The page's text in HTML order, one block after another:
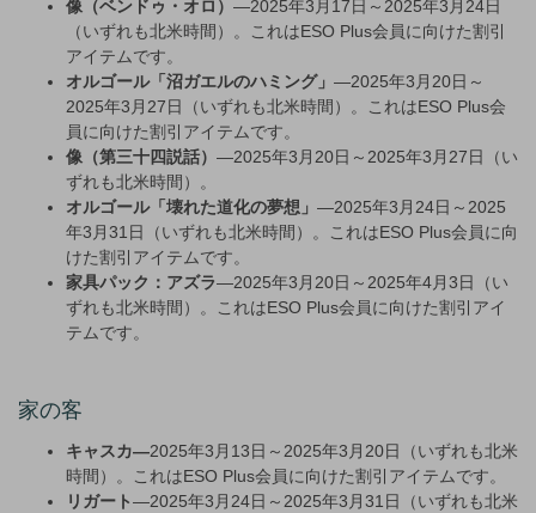
像（ベンドゥ・オロ） —2025年3月17日～2025年3月24日
（いずれも北米時間）。これはESO Plus会員に向けた割引
アイテムです。
オルゴール「沼ガエルのハミング」 —2025年3月20日～
2025年3月27日（いずれも北米時間）。これはESO Plus会
員に向けた割引アイテムです。
像（第三十四説話） —2025年3月20日～2025年3月27日（い
ずれも北米時間）。
オルゴール「壊れた道化の夢想」 —2025年3月24日～2025
年3月31日（いずれも北米時間）。これはESO Plus会員に向
けた割引アイテムです。
家具パック：アズラ—2025年3月20日～2025年4月3日（い
ずれも北米時間）。これはESO Plus会員に向けた割引アイ
テムです。
家の客
キャスカ—2025年3月13日～2025年3月20日（いずれも北米
時間）。これはESO Plus会員に向けた割引アイテムです。
リガート—2025年3月24日～2025年3月31日（いずれも北米